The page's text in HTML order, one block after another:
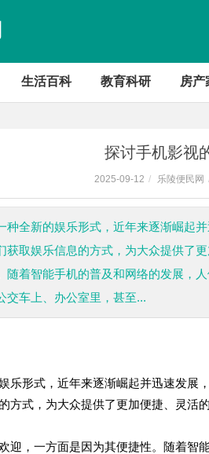
生活百科 教育科研 房产
探讨手机影视
2025-09-12 / 乐陵便民网
种全新的娱乐形式，近年来逐渐崛起
获取娱乐信息的方式，为大众提供了
随着智能手机的普及和网络的发展，
交车上、办公室里，甚至...
乐形式，近年来逐渐崛起并迅速发展
方式，为大众提供了更加便捷、灵活
迎，一方面是因为其便捷性。随着智